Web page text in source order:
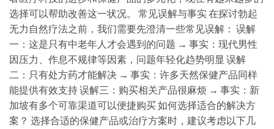
选择可以帮助改善这一状况。 常见误解与事实 在探讨勃起
无力自然疗法之前，我们需要先澄清一些常见误解： 误解
一：这是只有中老年人才会遇到的问题 → 事实：现代男性
因压力、作息不规律等因素，问题年轻化趋势明显 误解
二：只有处方药才能解决 → 事实：许多天然保健产品同样
能提供有效支持 误解三：购买相关产品很麻烦 → 事实：新
加坡有多个可靠渠道可以便捷购买 如何选择适合的解决方
案？ 选择合适的保健产品或治疗方案时，建议考虑以下几